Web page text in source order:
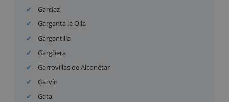
Garciaz
Garganta la Olla
Gargantilla
Gargüera
Garrovillas de Alconétar
Garvín
Gata